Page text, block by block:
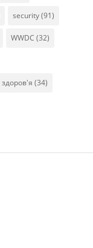
security(91)
WWDC (32)
здоров'я (34)